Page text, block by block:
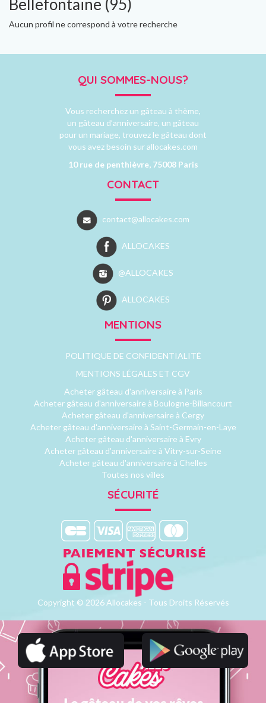
Bellefontaine (95)
Aucun profil ne correspond à votre recherche
QUI SOMMES-NOUS?
Vous recherchez un gâteau à thème,
un gâteau d’anniversaire, un gâteau
pour un mariage, trouvez le gâteau dont
vous avez besoin sur allocakes.com
10 rue de penthièvre, 75008 Paris
CONTACT
contact@allocakes.com
ALLOCAKES
@ALLOCAKES
ALLOCAKES
MENTIONS
POLITIQUE DE CONFIDENTIALITÉ
MENTIONS LÉGALES ET CGV
Acheter gâteau d'anniversaire à Paris
Acheter gâteau d'anniversaire à Boulogne-Billancourt
Acheter gâteau d'anniversaire à Cergy
Acheter gâteau d'anniversaire à Saint-Germain-en-Laye
Acheter gâteau d'anniversaire à Evry
Acheter gâteau d'anniversaire à Vitry-sur-Seine
Acheter gâteau d'anniversaire à Chelles
Toutes nos villes
SÉCURITÉ
Copyright © 2026 Allocakes - Tous Droits Réservés